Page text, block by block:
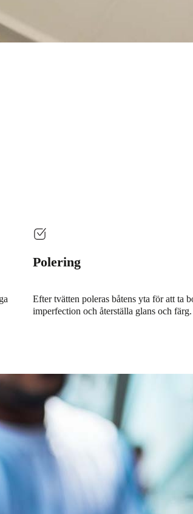
tar vår rekonditionering hand om varje
djuprengöring, polering och lackning,
liv inför kommande äventyr på vattnet.”
Polering
Efter tvätten poleras båtens yta för att ta
imperfection och återställa glans och färg.